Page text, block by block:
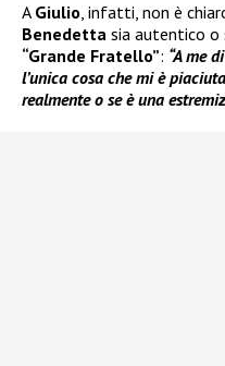
A Giulio, infatti, non è
Benedetta sia autentico
“Grande Fratello”: “A me
l’unica cosa che mi è
realmente o se è una